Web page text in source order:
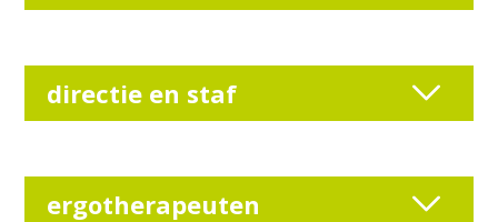
directie en staf
ergotherapeuten